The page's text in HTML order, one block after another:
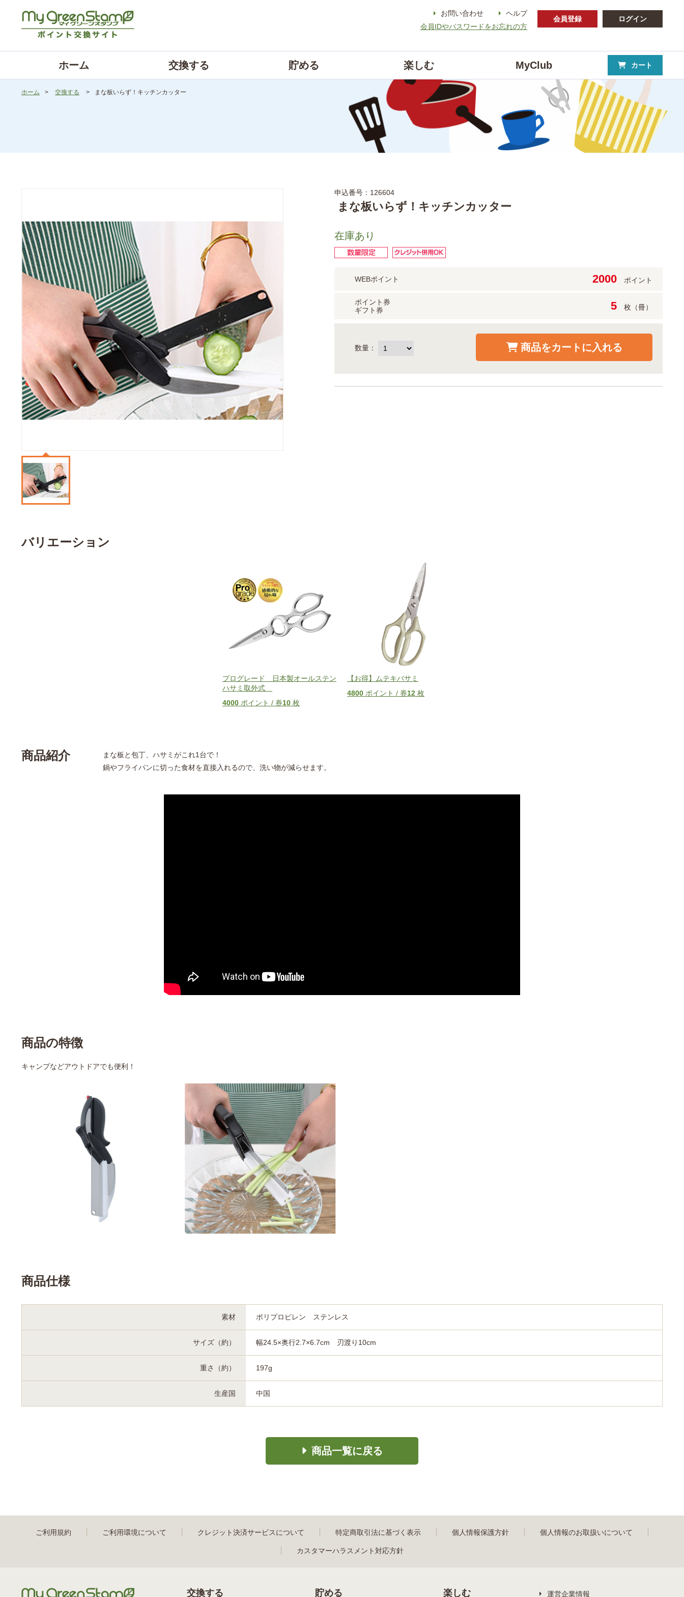
ヘルプ
お問い合わせ
会員IDやパスワードをお忘れの方
会員登録 ログイン
ホーム 交換する 貯める 楽しむ MyClub カート
ホーム > 交換する > まな板いらず！キッチンカッター
申込番号：126604
まな板いらず！キッチンカッター
在庫あり
WEBポイント 2000 ポイント
ポイント券
ギフト券
5 枚（冊）
数量：
バリエーション
プログレード 日本製オールステン
ハサミ取外式
4000 ポイント / 券10 枚
【お得】ムテキバサミ
4800 ポイント / 券12 枚
商品紹介
まな板と包丁、ハサミがこれ1台で！
鍋やフライパンに切った食材を直接入れるので、洗い物が減らせます。
商品の特徴
キャンプなどアウトドアでも便利！
商品仕様
素材 ポリプロピレン ステンレス
サイズ（約） 幅24.5×奥行2.7×6.7cm 刃渡り10cm
重さ（約） 197g
生産国 中国
商品一覧に戻る
ご利用規約 ご利用環境について クレジット決済サービスについて 特定商取引法に基づく表示 個人情報保護方針 個人情報のお取扱いについて
カスタマーハラスメント対応方針
交換する 貯める 楽しむ 運営企業情報